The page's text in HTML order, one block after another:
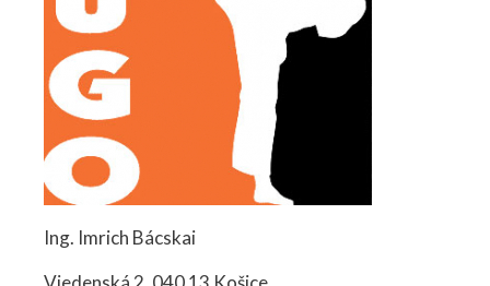
Ing. Imrich Bácskai